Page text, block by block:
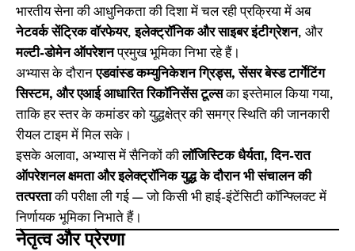
भारतीय सेना की आधुनिकता की दिशा में चल रही प्रक्रिया में अब
नेटवर्क सेंट्रिक वॉरफेयर,इलेक्ट्रॉनिक और साइबर इंटीग्रेशन, और
मल्टी-डोमेन ऑपरेशनप्रमुख भूमिका निभा रहे हैं।
अभ्यास के दौरानएडवांस्ड कम्युनिकेशन ग्रिड्स, सेंसर बेस्ड टार्गेटिंग
सिस्टम, और एआई आधारित रिकॉनिसेंस टूल्सका इस्तेमाल किया गया,
ताकि हर स्तर के कमांडर को युद्धक्षेत्र की समग्र स्थिति की जानकारी
रीयल टाइम में मिल सके।
इसके अलावा, अभ्यास में सैनिकों कीलॉजिस्टिक धैर्यता, दिन-रात
ऑपरेशनल क्षमता और इलेक्ट्रॉनिक युद्ध के दौरान भी संचालन की
तत्परताकी परीक्षा ली गई — जो किसी भी हाई-इंटेंसिटी कॉन्फ्लिक्ट में
निर्णायक भूमिका निभाते हैं।
नेतृत्व और प्रेरणा